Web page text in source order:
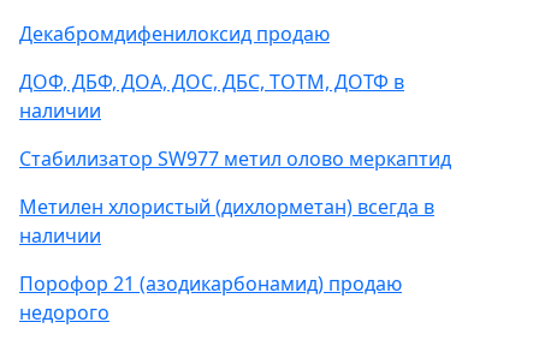
Декабромдифенилоксид продаю
ДОФ, ДБФ, ДОА, ДОС, ДБС, ТОТМ, ДОТФ в
наличии
Стабилизатор SW977 метил олово меркаптид
Метилен хлористый (дихлорметан) всегда в
наличии
Порофор 21 (азодикарбонамид) продаю
недорого